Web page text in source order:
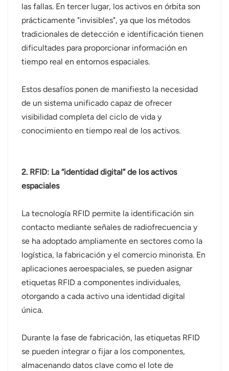
las fallas. En tercer lugar, los activos en órbita son
prácticamente "invisibles", ya que los métodos
tradicionales de detección e identificación tienen
dificultades para proporcionar información en
tiempo real en entornos espaciales.
Estos desafíos ponen de manifiesto la necesidad
de un sistema unificado capaz de ofrecer
visibilidad completa del ciclo de vida y
conocimiento en tiempo real de los activos.
2. RFID: La “identidad digital” de los activos
espaciales
La tecnología RFID permite la identificación sin
contacto mediante señales de radiofrecuencia y
se ha adoptado ampliamente en sectores como la
logística, la fabricación y el comercio minorista. En
aplicaciones aeroespaciales, se pueden asignar
etiquetas RFID a componentes individuales,
otorgando a cada activo una identidad digital
única.
Durante la fase de fabricación, las etiquetas RFID
se pueden integrar o fijar a los componentes,
almacenando datos clave como el lote de